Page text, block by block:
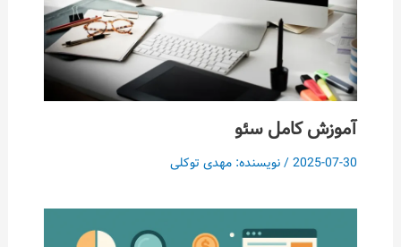
آموزش کامل سئو
2025-07-30/ نویسنده: مهدی توکلی